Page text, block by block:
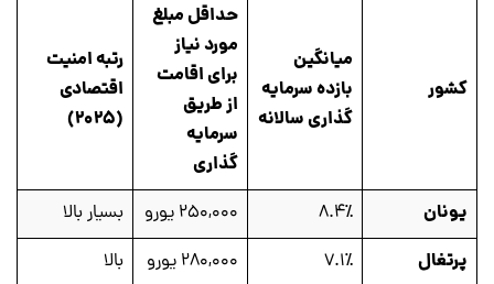
کشور
میانگین
بازده سرمایه
گذاری سالانه
حداقل مبلغ
مورد نیاز
برای اقامت
از طریق
سرمایه
گذاری
رتبه امنیت
اقتصادی
(۲۰۲۵)
یونان 8.4٪ ۲۵۰,۰۰۰ یورو بسیار بالا
پرتغال 7.1٪ ۲۸۰,۰۰۰ یورو بالا